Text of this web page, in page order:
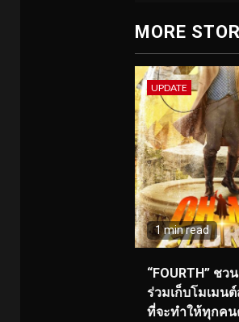
MORE
UPDATE
1 min read
“FOURTH” ช
ร่วมเก็บโมเมน
ที่จะทำให้ทุกคน